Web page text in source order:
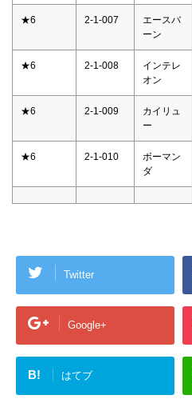
★6 2-1-007
エースバ
ーン
★6 2-1-008
インテレ
オン
★6 2-1-009
カイリュ
ー
★6 2-1-010
ボーマン
ダ
Twitter
Google+
B! はてブ